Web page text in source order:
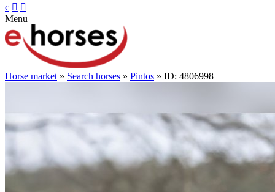
c  
Menu
Horse market » Search horses » Pintos » ID: 4806998